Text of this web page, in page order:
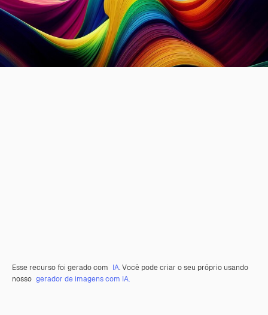
Esse recurso foi gerado com IA. Você pode criar o seu próprio usando
nosso gerador de imagens com IA.